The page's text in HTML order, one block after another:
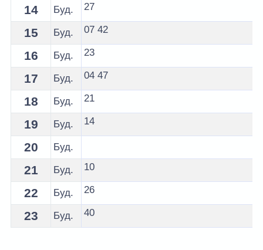
14 Буд. 27
15 Буд. 07 42
16 Буд. 23
17 Буд. 04 47
18 Буд. 21
19 Буд. 14
20 Буд.
21 Буд. 10
22 Буд. 26
23 Буд. 40